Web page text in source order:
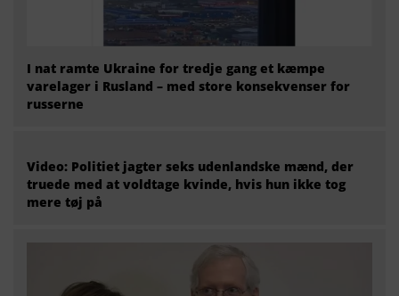
I nat ramte Ukraine for tredje gang et kæmpe
varelager i Rusland – med store konsekvenser for
russerne
Video: Politiet jagter seks udenlandske mænd, der
truede med at voldtage kvinde, hvis hun ikke tog
mere tøj på